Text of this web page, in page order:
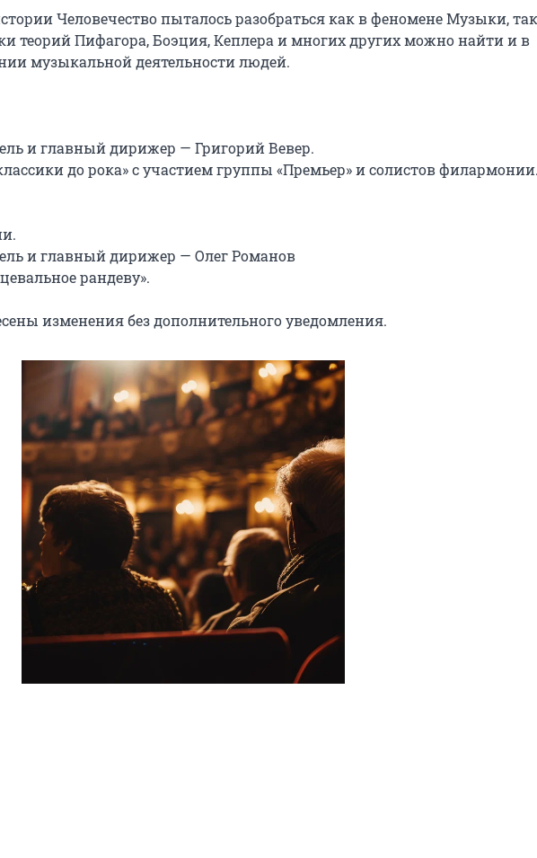
Человечество пыталось разобраться как в феномене Музыки,
теорий Пифагора, Боэция, Кеплера и многих других можно найти и в
музыкальной деятельности людей.
и главный дирижер — Григорий Вевер.
до рока» с участием группы «Премьер» и солистов
и главный дирижер — Олег Романов
рандеву».
изменения без дополнительного уведомления.